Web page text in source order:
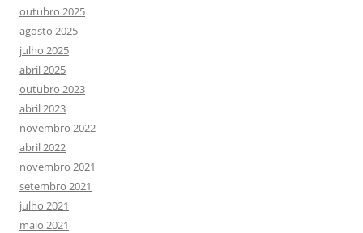
outubro 2025
agosto 2025
julho 2025
abril 2025
outubro 2023
abril 2023
novembro 2022
abril 2022
novembro 2021
setembro 2021
julho 2021
maio 2021